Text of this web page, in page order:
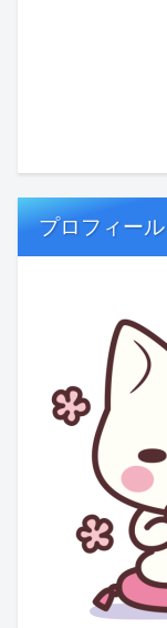
プロフィール